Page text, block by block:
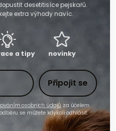
desetitisíce pejskařů.
extra výhody navíc.
a tipy novinky
Připojit se
osobních údajů za účelem
se můžete kdykoli odhlásit.